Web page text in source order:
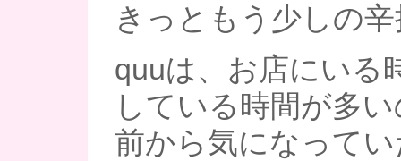
きっともう少しの
quuは、お店にいる
している時間が多
前から気になって